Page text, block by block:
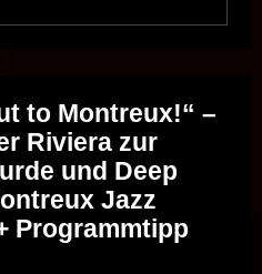
to Montreux!“ –
Riviera zur
und Deep
Jazz
Programmtipp